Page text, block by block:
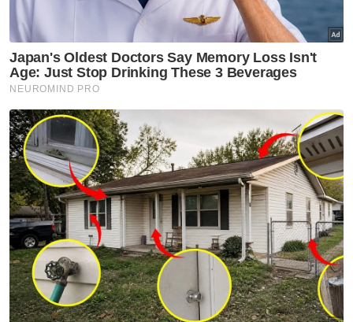
mengambil pendekatan berhemah bagi
melindungi rakyat daripada turun naik harga,
di samping memastikan bekalan bahan api
negara kekal mencukupi dan terjamin.
Muat turun aplikasi Sinar Harian.Klik di sini!
Diesel
RON97